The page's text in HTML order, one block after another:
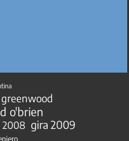
o'brien
2008 gira 2009